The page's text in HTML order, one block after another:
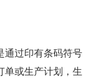
通过印有条码符号
单或生产计划，生